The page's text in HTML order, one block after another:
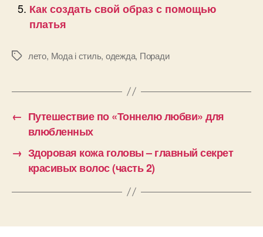
Как создать свой образ с помощью
платья
Позначки
лето, Мода і стиль, одежда, Поради
← Путешествие по «Тоннелю любви» для
влюбленных
→ Здоровая кожа головы – главный секрет
красивых волос (часть 2)